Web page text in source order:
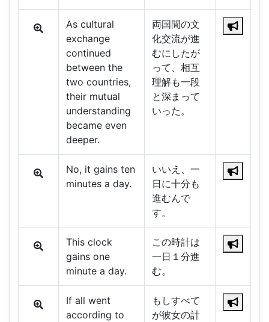
As cultural
exchange
continued
between the
two countries,
their mutual
understanding
became even
deeper.
両国間の文
化交流が進
むにしたが
って、相互
理解も一段
と深まって
いった。
No, it gains ten
minutes a day.
いいえ、一
日に十分も
進むんで
す。
This clock
gains one
minute a day.
この時計は
一日１分進
む。
If all went
according to
もしすべて
が彼女の計